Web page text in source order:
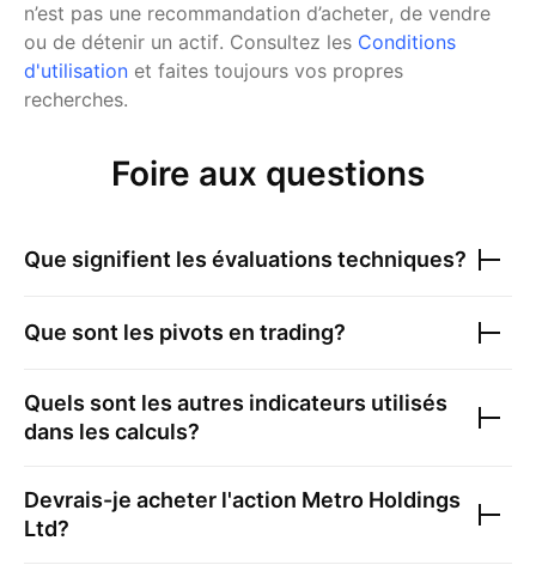
n’est pas une recommandation d’acheter, de vendre
ou de détenir un actif. Consultez les Conditions
d'utilisation et faites toujours vos propres
recherches.
Foire aux questions
Que signifient les évaluations techniques?
Que sont les pivots en trading?
Quels sont les autres indicateurs utilisés
dans les calculs?
Devrais-je acheter l'action Metro Holdings
Ltd?